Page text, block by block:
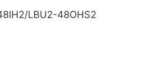
LBU2-48OHS2